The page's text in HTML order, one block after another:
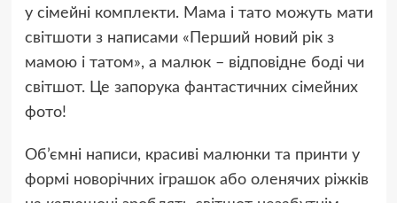
у сімейні комплекти. Мама і тато можуть мати
світшоти з написами «Перший новий рік з
мамою і татом», а малюк – відповідне боді чи
світшот. Це запорука фантастичних сімейних
фото!
Об’ємні написи, красиві малюнки та принти у
формі новорічних іграшок або оленячих ріжків